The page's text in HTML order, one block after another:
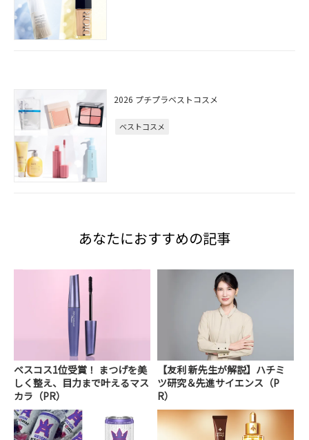
2026 プチプラベストコスメ
ベストコスメ
あなたにおすすめの記事
ベスコス1位受賞！ まつげを美
しく整え、目力まで叶えるマス
カラ（PR）
【友利 新先生が解説】ハチミ
ツ研究＆先進サイエンス（P
R）